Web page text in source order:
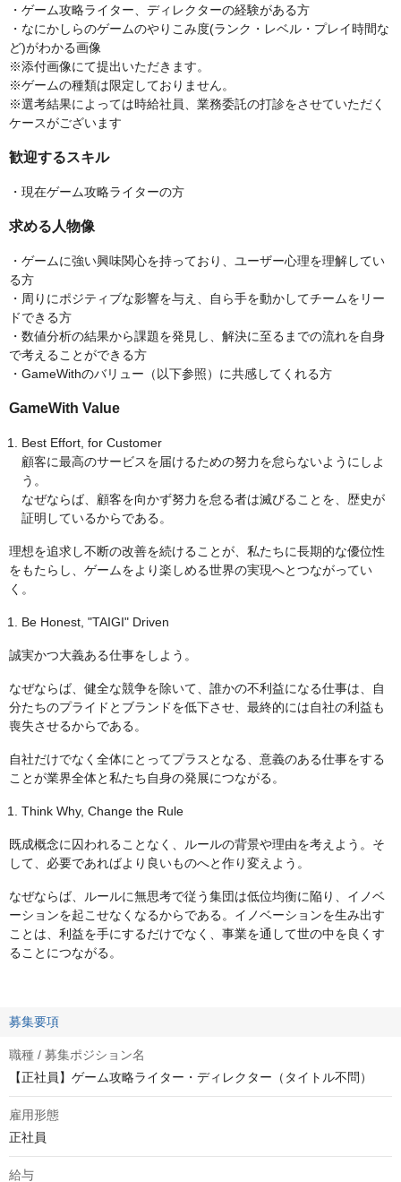
・ゲーム攻略ライター、ディレクターの経験がある方
・なにかしらのゲームのやりこみ度(ランク・レベル・プレイ時間な
ど)がわかる画像
※添付画像にて提出いただきます。
※ゲームの種類は限定しておりません。
※選考結果によっては時給社員、業務委託の打診をさせていただく
ケースがございます
歓迎するスキル
・現在ゲーム攻略ライターの方
求める人物像
・ゲームに強い興味関心を持っており、ユーザー心理を理解してい
る方
・周りにポジティブな影響を与え、自ら手を動かしてチームをリー
ドできる方
・数値分析の結果から課題を発見し、解決に至るまでの流れを自身
で考えることができる方
・GameWithのバリュー（以下参照）に共感してくれる方
GameWith Value
Best Effort, for Customer
顧客に最高のサービスを届けるための努力を怠らないようにしよ
う。
なぜならば、顧客を向かず努力を怠る者は滅びることを、歴史が
証明しているからである。
理想を追求し不断の改善を続けることが、私たちに長期的な優位性
をもたらし、ゲームをより楽しめる世界の実現へとつながってい
く。
Be Honest, "TAIGI" Driven
誠実かつ大義ある仕事をしよう。
なぜならば、健全な競争を除いて、誰かの不利益になる仕事は、自
分たちのプライドとブランドを低下させ、最終的には自社の利益も
喪失させるからである。
自社だけでなく全体にとってプラスとなる、意義のある仕事をする
ことが業界全体と私たち自身の発展につながる。
Think Why, Change the Rule
既成概念に囚われることなく、ルールの背景や理由を考えよう。そ
して、必要であればより良いものへと作り変えよう。
なぜならば、ルールに無思考で従う集団は低位均衡に陥り、イノベ
ーションを起こせなくなるからである。イノベーションを生み出す
ことは、利益を手にするだけでなく、事業を通して世の中を良くす
ることにつながる。
募集要項
職種 / 募集ポジション名
【正社員】ゲーム攻略ライター・ディレクター（タイトル不問）
雇用形態
正社員
給与